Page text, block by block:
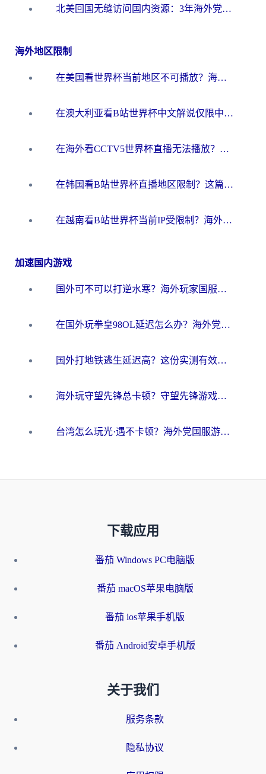
北美回国无缝访问国内资源：3年海外党亲测的加速器选择指南
海外地区限制
在美国看世界杯当前地区不可播放？海外党体育观赛终极指南来了！
在澳大利亚看B站世界杯中文解说仅限中国大陆？这篇指南帮你打破限制看遍赛事
在海外看CCTV5世界杯直播无法播放？这篇指南让你和国内球迷同步呐喊
在韩国看B站世界杯直播地区限制？这篇指南让你告别“当前地区不可播放”
在越南看B站世界杯当前IP受限制？海外党体育观赛终极指南来了
加速国内游戏
国外可不可以打逆水寒？海外玩家国服畅玩终极指南（附漫威荒野乱斗加速方案）
在国外玩拳皇98OL延迟怎么办？海外党亲测有效的低延迟指南
国外打地铁逃生延迟高？这份实测有效的低延迟指南帮你吃鸡
海外玩守望先锋总卡顿？守望先锋游戏加速器在哪里买&避坑指南（附欧洲非洲游戏实测）
台湾怎么玩光·遇不卡顿？海外党国服游戏加速终极攻略（附实测体验）
下载应用
番茄 Windows PC电脑版
番茄 macOS苹果电脑版
番茄 ios苹果手机版
番茄 Android安卓手机版
关于我们
服务条款
隐私协议